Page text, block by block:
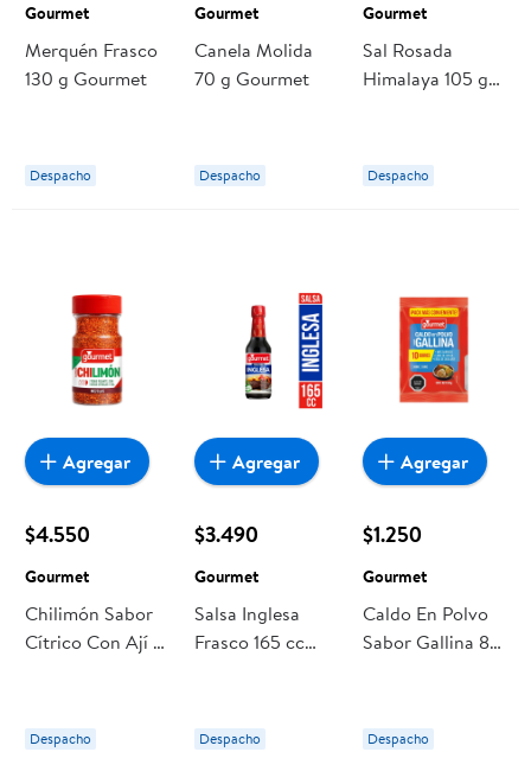
Gourmet
Merquén Frasco
130 g Gourmet
Despacho
Gourmet
Canela Molida
70 g Gourmet
Despacho
Gourmet
Sal Rosada
Himalaya 105 g
Despacho
$4.550
Gourmet
Chilimón Sabor
Cítrico Con Ají Y
Despacho
Agregar
$3.490
Gourmet
Salsa Inglesa
Frasco 165 cc
Despacho
Agregar
$1.250
Gourmet
Caldo En Polvo
Sabor Gallina 80
Despacho
Agregar